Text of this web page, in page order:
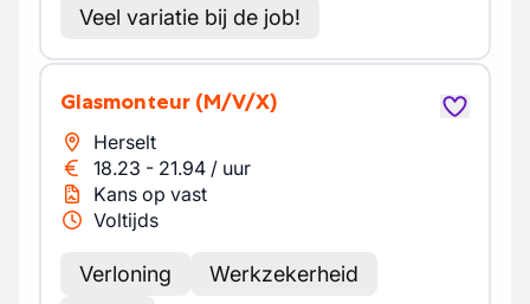
Veel variatie bij de job!
Glasmonteur (M/V/X)
Herselt
18.23 - 21.94 / uur
Kans op vast
Voltijds
Verloning
Werkzekerheid